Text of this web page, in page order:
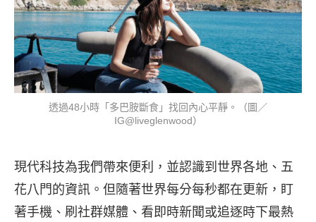
透過48小時「多巴胺斷食」找回內心平靜。（圖／
IG@liveglenwood）
現代科技為我們帶來便利，並認識到世界各地、五
花八門的資訊。但隨著世界每分每秒都在更新，盯
著手機、刷社群媒體、看即時新聞或追逐時下最熱